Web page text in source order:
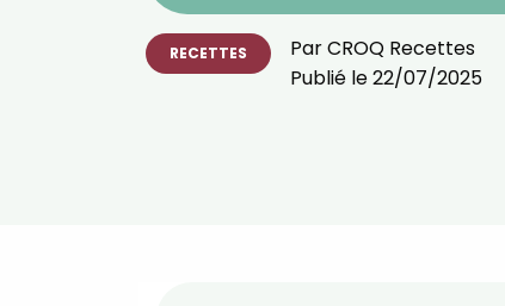
RECETTES ParCROQ Recettes
Publié le22/07/2025